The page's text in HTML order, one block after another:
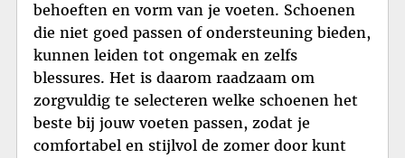
behoeften en vorm van je voeten. Schoenen
die niet goed passen of ondersteuning bieden,
kunnen leiden tot ongemak en zelfs
blessures. Het is daarom raadzaam om
zorgvuldig te selecteren welke schoenen het
beste bij jouw voeten passen, zodat je
comfortabel en stijlvol de zomer door kunt